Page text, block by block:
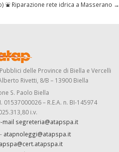
⛲ Riparazione rete idrica a Masserano →
delle Province di Biella e Vercelli
Rivetti, 8/B – 13900 Biella
S. Paolo Biella
– R.E.A. n. BI-145974
i.v.
mail segreteria@atapspa.it
atapnoleggi@atapspa.it